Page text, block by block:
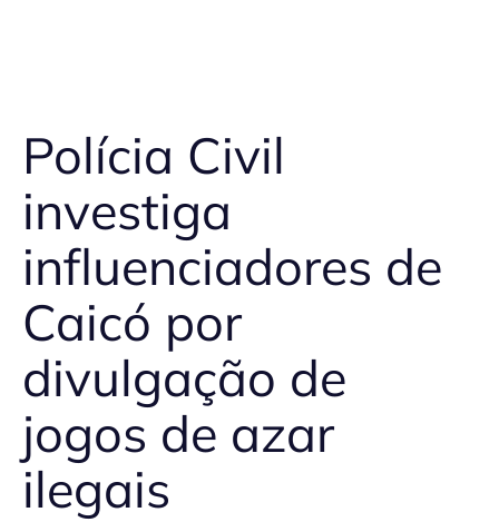
Polícia Civil
investiga
influenciadores de
Caicó por
divulgação de
jogos de azar
ilegais